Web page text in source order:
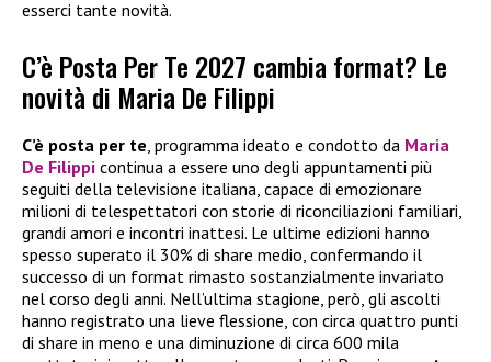
esserci tante novità.
C’è Posta Per Te 2027 cambia format? Le
novità di Maria De Filippi
C’è posta per te , programma ideato e condotto da Maria
De Filippi continua a essere uno degli appuntamenti più
seguiti della televisione italiana, capace di emozionare
milioni di telespettatori con storie di riconciliazioni familiari,
grandi amori e incontri inattesi. Le ultime edizioni hanno
spesso superato il 30% di share medio, confermando il
successo di un format rimasto sostanzialmente invariato
nel corso degli anni. Nell’ultima stagione, però, gli ascolti
hanno registrato una lieve flessione, con circa quattro punti
di share in meno e una diminuzione di circa 600 mila